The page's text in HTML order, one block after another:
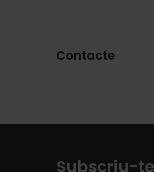
Contacte
Subscriu-